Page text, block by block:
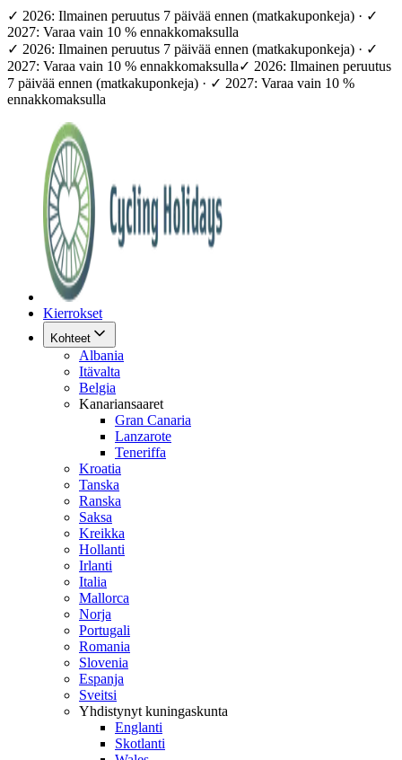
✓ 2026: Ilmainen peruutus 7 päivää ennen (matkakuponkeja) · ✓
2027: Varaa vain 10 % ennakkomaksulla
✓ 2026: Ilmainen peruutus 7 päivää ennen (matkakuponkeja) · ✓
2027: Varaa vain 10 % ennakkomaksulla✓ 2026: Ilmainen peruutus
7 päivää ennen (matkakuponkeja) · ✓ 2027: Varaa vain 10 %
ennakkomaksulla
Kierrokset
Kohteet
Albania
Itävalta
Belgia
Kanariansaaret
Gran Canaria
Lanzarote
Teneriffa
Kroatia
Tanska
Ranska
Saksa
Kreikka
Hollanti
Irlanti
Italia
Mallorca
Norja
Portugali
Romania
Slovenia
Espanja
Sveitsi
Yhdistynyt kuningaskunta
Englanti
Skotlanti